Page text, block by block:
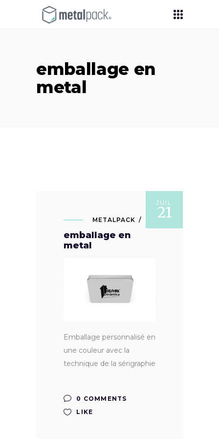
emballage en
metal
JUIL
21
METALPACK
emballage en
metal
Emballage personnalisé en
une couleur avec la
technique de la sérigraphie
0 COMMENTS
LIKE